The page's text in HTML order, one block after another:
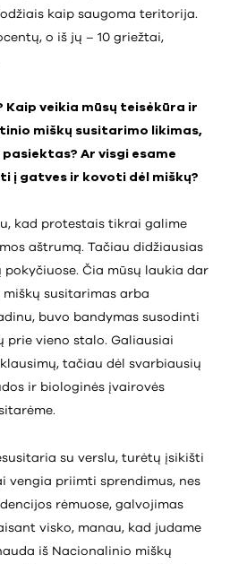
kaip saugoma teritorija.
o iš jų – 10 griežtai,
Kaip veikia mūsų teisėkūra ir
miškų susitarimo likimas,
Ar visgi esame
į gatves ir kovoti dėl miškų?
kad protestais tikrai galime
aštrumą. Tačiau didžiausias
pokyčiuose. Čia mūsų laukia dar
susitarimas arba
buvo bandymas susodinti
prie vieno stalo. Galiausiai
tačiau dėl svarbiausių
ir biologinės įvairovės
su verslu, turėtų įsikišti
vengia priimti sprendimus, nes
rėmuose, galvojimas
visko, manau, kad judame
iš Nacionalinio miškų